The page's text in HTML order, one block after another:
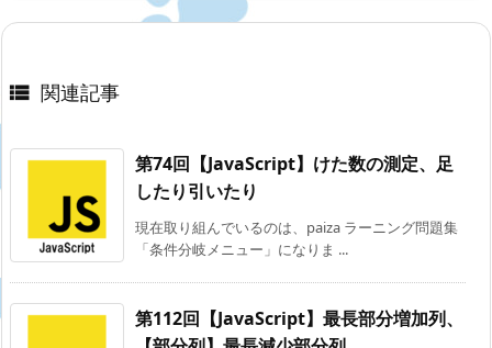
 関連記事
第74回【JavaScript】けた数の測定、足
したり引いたり
現在取り組んでいるのは、paiza ラーニング問題集
「条件分岐メニュー」になりま ...
第112回【JavaScript】最長部分増加列、